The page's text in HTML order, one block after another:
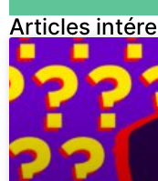
Articles